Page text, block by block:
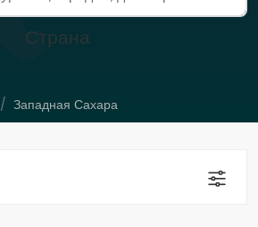
Западная Сахара